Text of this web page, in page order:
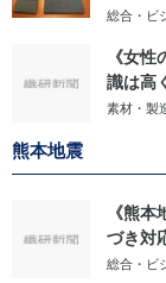
総合・ビ
《女
識は高
素材・製
熊本地震
《熊
づき対
総合・ビ